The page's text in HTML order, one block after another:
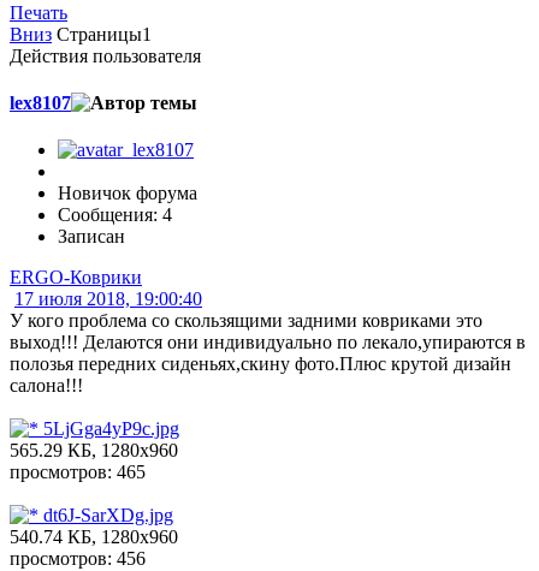
Печать
Вниз Страницы1
Действия пользователя
lex8107
Новичок форума
Сообщения: 4
Записан
ERGO-Коврики
17 июля 2018, 19:00:40
У кого проблема со скользящими задними ковриками это
выход!!! Делаются они индивидуально по лекало,упираются в
полозья передних сиденьях,скину фото.Плюс крутой дизайн
салона!!!
5LjGga4yP9c.jpg
565.29 КБ, 1280x960
просмотров: 465
dt6J-SarXDg.jpg
540.74 КБ, 1280x960
просмотров: 456